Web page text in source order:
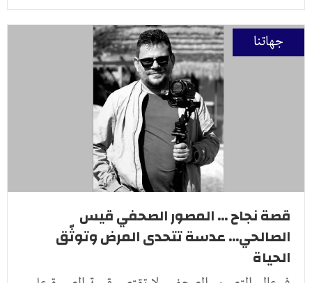
جهاتنا
قصة نجاح ... المصور الصحفي قيس
الصالحي... عدسة تتحدى المرض وتوثّق
الحياة